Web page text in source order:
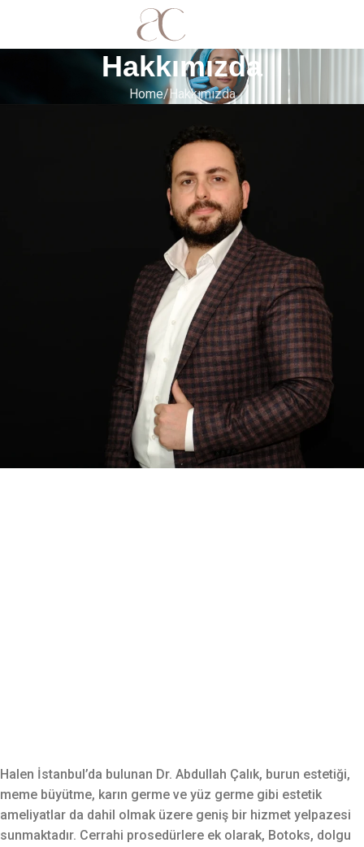
Hakkımızda
Home Hakkımızda
Halen İstanbul’da bulunan Dr. Abdullah Çalık, burun estetiği,
meme büyütme, karın germe ve yüz germe gibi estetik
ameliyatlar da dahil olmak üzere geniş bir hizmet yelpazesi
sunmaktadır. Cerrahi prosedürlere ek olarak, Botoks, dolgu